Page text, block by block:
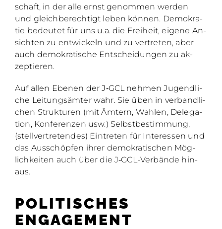
schaft, in der alle ernst ge­nom­men wer­den
und gleich­be­rech­tigt le­ben kön­nen. De­mo­kra­
tie be­deu­tet für uns u.a. die Frei­heit, ei­ge­ne An­
sich­ten zu ent­wi­ckeln und zu ver­tre­ten, aber
auch de­mo­kra­ti­sche Ent­schei­dun­gen zu ak­
zep­tie­ren.
Auf al­len Ebe­nen der J‑GCL neh­men Ju­gend­li­
che Lei­tungs­äm­ter wahr. Sie üben in ver­band­li­
chen Struk­tu­ren (mit Äm­tern, Wah­len, De­le­ga­
ti­on, Kon­fe­ren­zen usw.) Selbst­be­stim­mung,
(stell­ver­tre­ten­des) Ein­tre­ten für In­ter­es­sen und
das Aus­schöp­fen ih­rer de­mo­kra­ti­schen Mög­
lich­kei­ten auch über die J‑G­CL-Ver­bän­de hin­
aus.
PO­LI­TI­SCHES
EN­GA­GE­MENT